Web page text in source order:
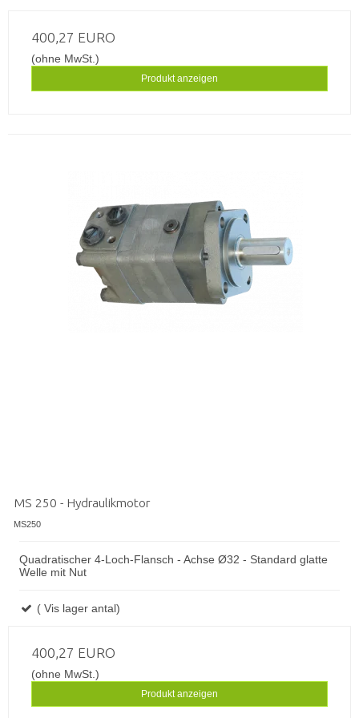
400,27 EURO
(ohne MwSt.)
Produkt anzeigen
MS 250 - Hydraulikmotor
MS250
Quadratischer 4-Loch-Flansch - Achse Ø32 - Standard glatte
Welle mit Nut
( Vis lager antal)
400,27 EURO
(ohne MwSt.)
Produkt anzeigen